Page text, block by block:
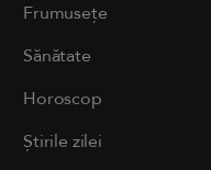
Frumusețe
Sănătate
Horoscop
Știrile zilei